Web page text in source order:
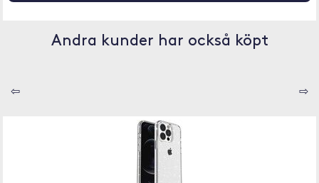
Andra kunder har också köpt
⇦ ⇨